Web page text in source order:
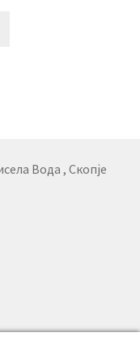
Вода , Скопје